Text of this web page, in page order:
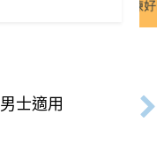
男士適用